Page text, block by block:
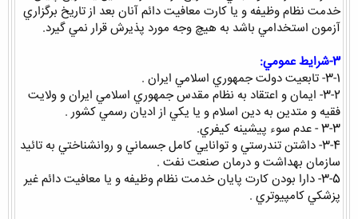
خدمت نظام وظيفه و يا كارت معافيت دائم آنان بعد از تاريخ برگزاري
آزمون استخدامي باشد به هيچ وجه مورد پذيرش قرار نمي گيرد.
3-شرايط عمومي:
3-1- تابعيت دولت جمهوري اسلامي ايران .
3-2- ايمان و اعتقاد به نظام مقدس جمهوري اسلامي ايران و ولايت
فقيه و متدين به دين اسلام و يا يكي از اديان رسمي كشور .
3-3 - عدم سوء پيشينه كيفري.
3-4- داشتن تندرستي و توانايي كامل جسماني و روانشناختي به تائيد
سازمان بهداشت و درمان صنعت نفت .
3-5- دارا بودن كارت پايان خدمت نظام وظيفه و يا معافيت دائم غير
پزشكي كامپيوتري .